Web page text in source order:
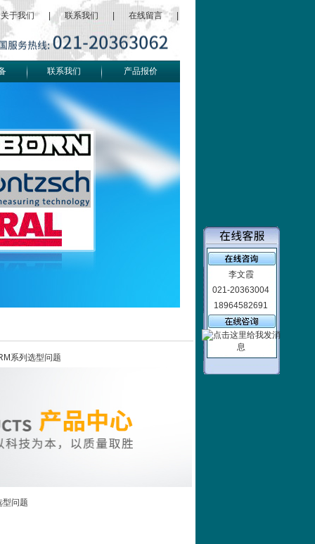
关于我们 联系我们 在线留言
联系我们 产品报价
系列选型问题
型问题
李文霞
021-20363004
18964582691